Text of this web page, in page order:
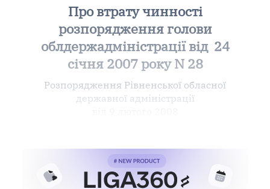
Про втрату чинності
розпорядження голови
облдержадміністрації від 24
січня 2007 року N 28
Розпорядження Рівненської обласної
державної адміністрації